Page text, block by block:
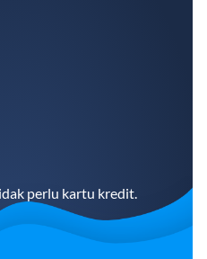
perlu kartu kredit.